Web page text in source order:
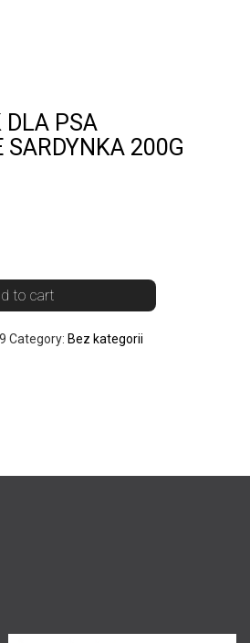
DLA PSA
SARDYNKA 200G
to cart
Category: Bez kategorii